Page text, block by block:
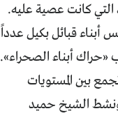
التي كانت عصية عليه.
قبائل بكيل عدداً
أبناء الصحراء».
بين المستويات
ونشط الشيخ حميد